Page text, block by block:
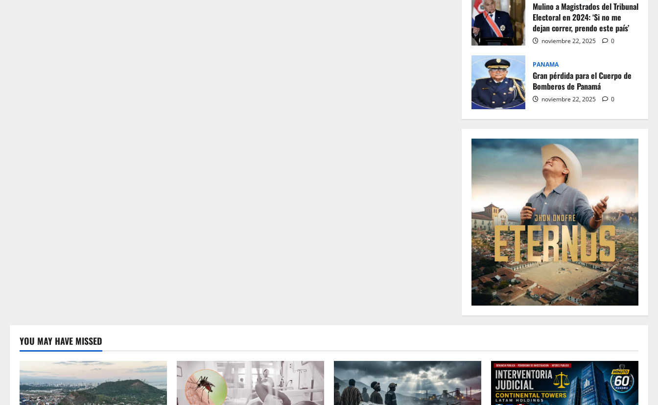
Mulino a Magistrados del Tribunal
Electoral en 2024: ‘Si no me
dejan correr, prendo este país’
noviembre 22, 2025 0
PANAMA
Gran pérdida para el Cuerpo de
Bomberos de Panamá
noviembre 22, 2025 0
YOU MAY HAVE MISSED